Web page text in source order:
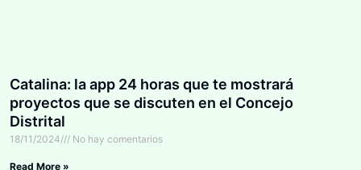
Catalina: la app 24 horas que te mostrará
proyectos que se discuten en el Concejo
Distrital
18/11/2024 No hay comentarios
Read More »